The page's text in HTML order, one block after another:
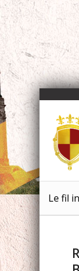
Le fil